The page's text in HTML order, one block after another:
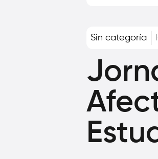
Sin categoría